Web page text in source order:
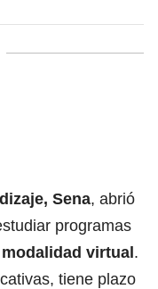
Sena, abrió
programas
virtual.
tiene plazo